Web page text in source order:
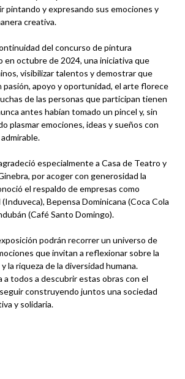
pintando y expresando sus emociones y
creativa.
del concurso de pintura
en octubre de 2024, una iniciativa que
visibilizar talentos y demostrar que
pasión, apoyo y oportunidad, el arte florece
de las personas que participan tienen
antes habían tomado un pincel y, sin
plasmar emociones, ideas y sueños con
especialmente a Casa de Teatro y
por acoger con generosidad la
el respaldo de empresas como
Bepensa Dominicana (Coca Cola
(Café Santo Domingo).
podrán recorrer un universo de
que invitan a reflexionar sobre la
la riqueza de la diversidad humana.
a todos a descubrir estas obras con el
construyendo juntos una sociedad
y solidaria.